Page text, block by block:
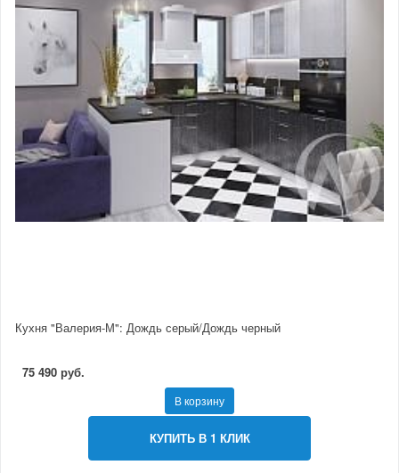
Кухня "Валерия-М": Дождь серый/Дождь черный
75 490 руб.
В корзину
КУПИТЬ В 1 КЛИК